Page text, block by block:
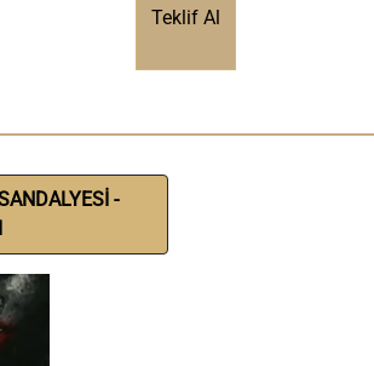
Teklif Al
-